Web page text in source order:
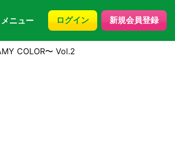
メニュー ログイン 新規会員登録
COLOR〜 Vol.2